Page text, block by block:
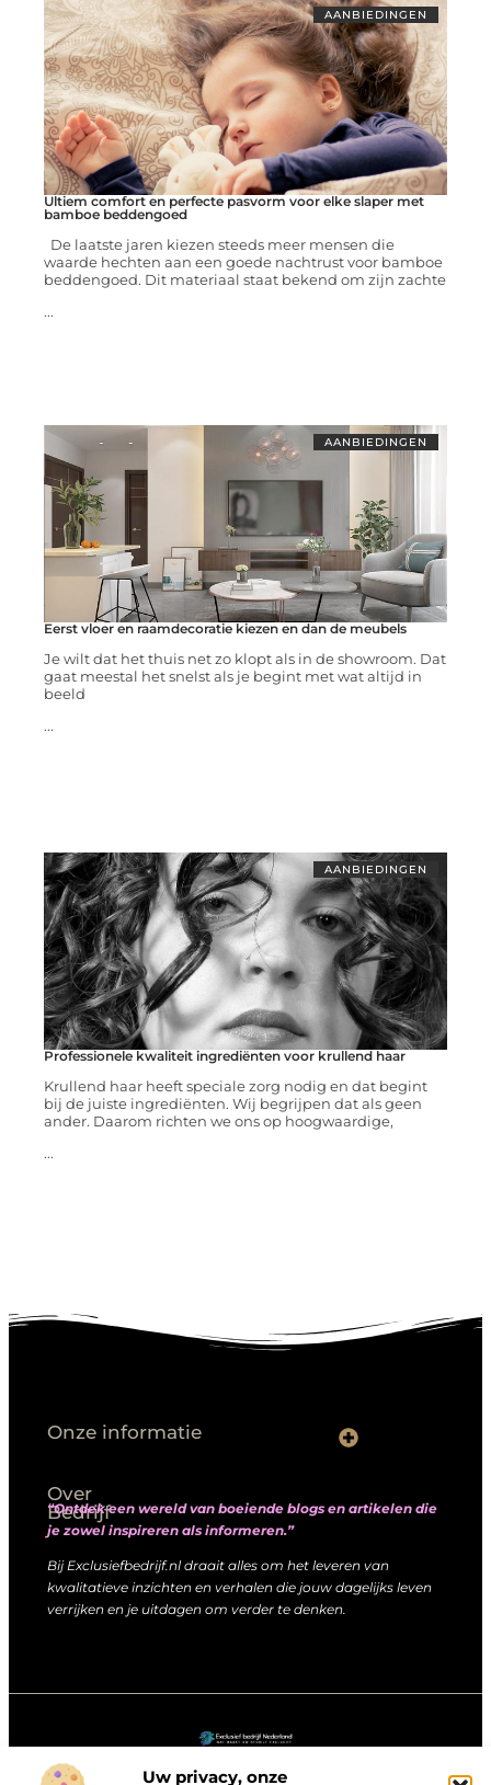
Uw privacy, onze
AANBIEDINGEN
Ultiem comfort en perfecte pasvorm voor elke slaper met
bamboe beddengoed
De laatste jaren kiezen steeds meer mensen die
waarde hechten aan een goede nachtrust voor bamboe
beddengoed. Dit materiaal staat bekend om zijn zachte
...
AANBIEDINGEN
Eerst vloer en raamdecoratie kiezen en dan de meubels
Je wilt dat het thuis net zo klopt als in de showroom. Dat
gaat meestal het snelst als je begint met wat altijd in
beeld
...
AANBIEDINGEN
Professionele kwaliteit ingrediënten voor krullend haar
Krullend haar heeft speciale zorg nodig en dat begint
bij de juiste ingrediënten. Wij begrijpen dat als geen
ander. Daarom richten we ons op hoogwaardige,
...
Over
Bedrijf
“Ontdek een wereld van boeiende blogs en artikelen die
je zowel inspireren als informeren.”
Bij Exclusiefbedrijf.nl draait alles om het leveren van
kwalitatieve inzichten en verhalen die jouw dagelijks leven
verrijken en je uitdagen om verder te denken.
Onze informatie